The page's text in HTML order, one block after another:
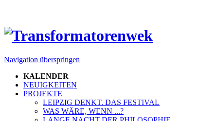
Navigation überspringen
KALENDER
NEUIGKEITEN
PROJEKTE
LEIPZIG DENKT. DAS FESTIVAL
WAS WÄRE, WENN ...?